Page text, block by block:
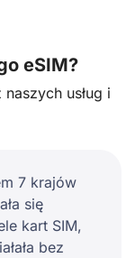
eSIM?
usług i
7 krajów
się
kart SIM,
bez